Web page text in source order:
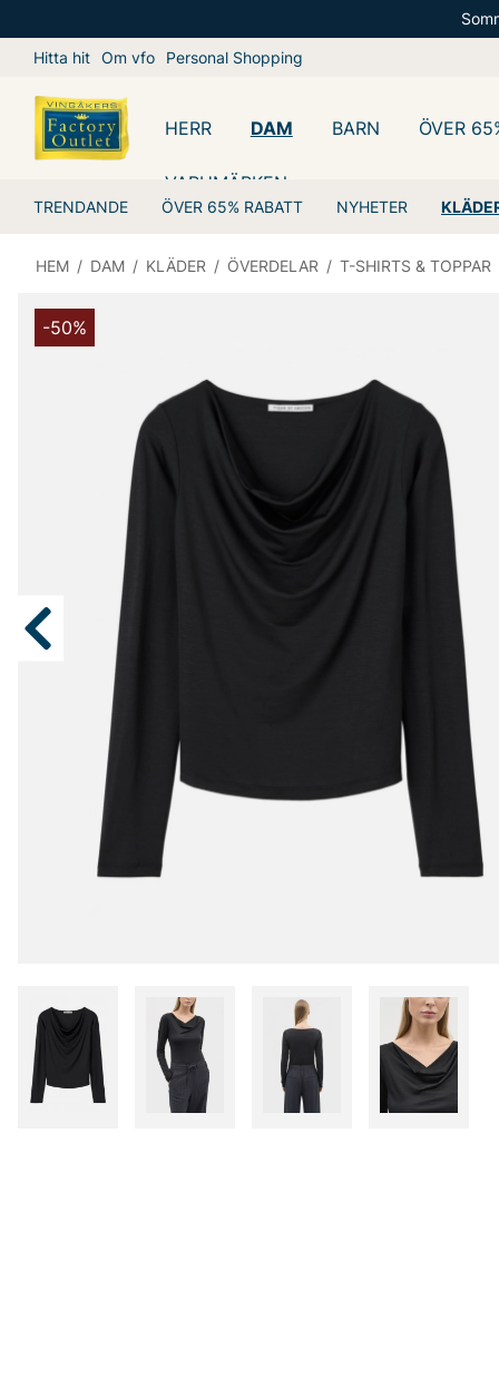
Hitta hit Om vfo Personal Shopping
HERR DAM
TRENDANDE ÖVER 65% RABATT NYHETER
BARN ÖVER
VARUMÄRKEN
HEM / DAM / KLÄDER / ÖVERDELAR / T-SHIRTS & TOPPAR
-50%